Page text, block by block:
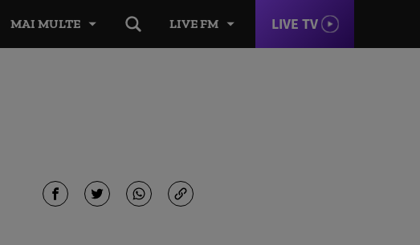
LIVE FM LIVE TV
MAI MULTE